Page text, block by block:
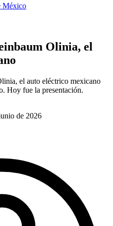
México
Olinia, el
el auto eléctrico mexicano
Hoy fue la presentación.
de 2026